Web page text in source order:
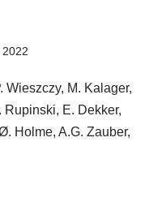
Wieszczy, M. Kalager,
Rupinski, E. Dekker,
Holme, A.G. Zauber,